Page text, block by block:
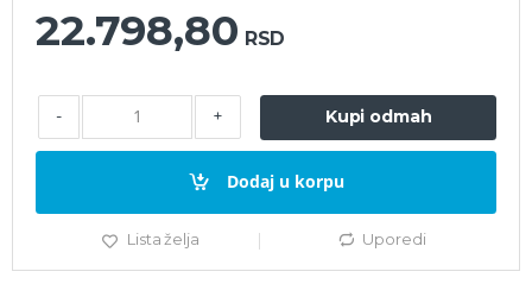
22.798,80 RSD
- +
Dodaj u korpu
Kupi odmah
Lista želja Uporedi